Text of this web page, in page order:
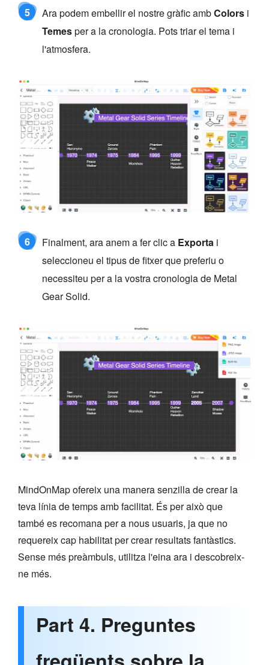
5 Ara podem embellir el nostre gràfic ambColors i
Temesper a la cronologia. Pots triar el tema i
l'atmosfera.
6 Finalment, ara anem a fer clic a Exporta i
seleccioneu el tipus de fitxer que preferiu o
necessiteu per a la vostra cronologia de Metal
Gear Solid.
MindOnMap ofereix una manera senzilla de crear la
teva línia de temps amb facilitat. És per això que
també es recomana per a nous usuaris, ja que no
requereix cap habilitat per crear resultats fantàstics.
Sense més preàmbuls, utilitza l'eina ara i descobreix-
ne més.
Part 4. Preguntes